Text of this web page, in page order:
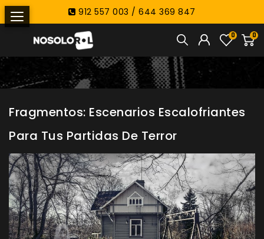
912 557 003 / 644 369 847
0
0
Fragmentos: Escenarios Escalofriantes
Para Tus Partidas De Terror